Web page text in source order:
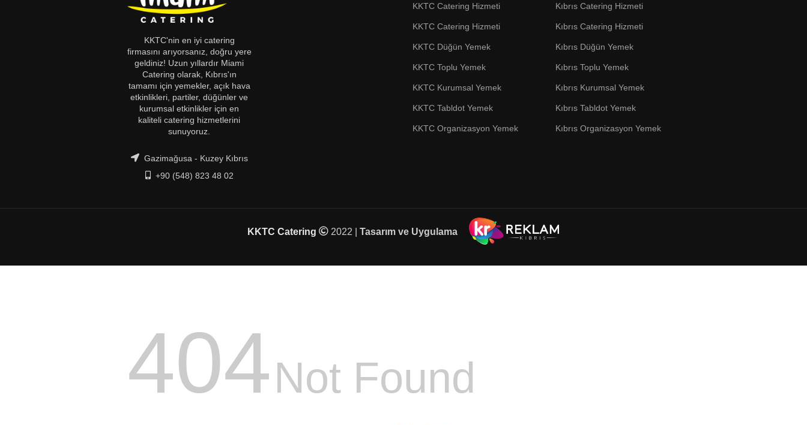
KKTC'nin en iyi catering
firmasını arıyorsanız, doğru yere
geldiniz! Uzun yıllardır Miami
Catering olarak, Kıbrıs'ın
tamamı için yemekler, açık hava
etkinlikleri, partiler, düğünler ve
kurumsal etkinlikler için en
kaliteli catering hizmetlerini
sunuyoruz.
Gazimağusa - Kuzey Kıbrıs
+90 (548) 823 48 02
KKTC Catering Hizmeti
KKTC Catering Hizmeti
KKTC Düğün Yemek
KKTC Toplu Yemek
KKTC Kurumsal Yemek
KKTC Tabldot Yemek
KKTC Organizasyon Yemek
Kıbrıs Catering Hizmeti
Kıbrıs Catering Hizmeti
Kıbrıs Düğün Yemek
Kıbrıs Toplu Yemek
Kıbrıs Kurumsal Yemek
Kıbrıs Tabldot Yemek
Kıbrıs Organizasyon Yemek
KKTC Catering 2022 |Tasarım ve Uygulama
404Not Found